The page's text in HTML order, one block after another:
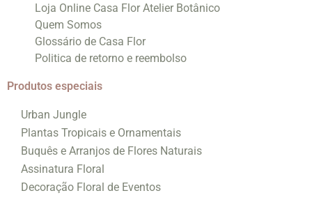
Loja Online Casa Flor Atelier Botânico
Quem Somos
Glossário de Casa Flor
Politica de retorno e reembolso
Produtos especiais
Urban Jungle
Plantas Tropicais e Ornamentais
Buquês e Arranjos de Flores Naturais
Assinatura Floral
Decoração Floral de Eventos